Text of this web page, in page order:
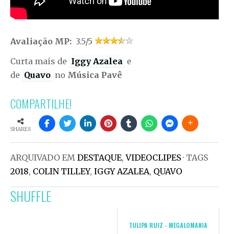
Avaliação MP: 3.5/5
Curta mais de Iggy Azalea e
de Quavo no Música Pavê
COMPARTILHE!
SHARES
ARQUIVADO EM DESTAQUE,VIDEOCLIPES · TAGS
2018, COLIN TILLEY, IGGY AZALEA, QUAVO
SHUFFLE
TULIPA RUIZ - MEGALOMANIA